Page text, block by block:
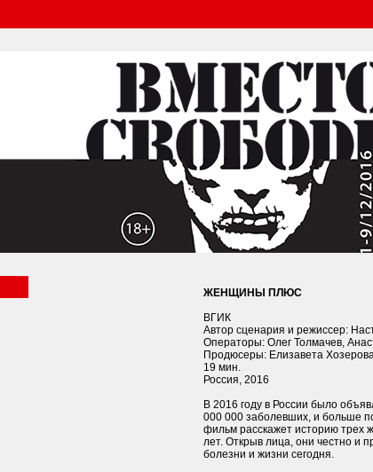
ЖЕНЩИНЫ ПЛЮС
ВГИК
Автор сценария и режиссер:
Операторы: Олег Толмачев,
Продюсеры: Елизавета
19 мин.
Россия, 2016
В 2016 году в России было
000 000 заболевших, и больше
фильм расскажет историю
лет. Открыв лица, они честно и
болезни и жизни сегодня.